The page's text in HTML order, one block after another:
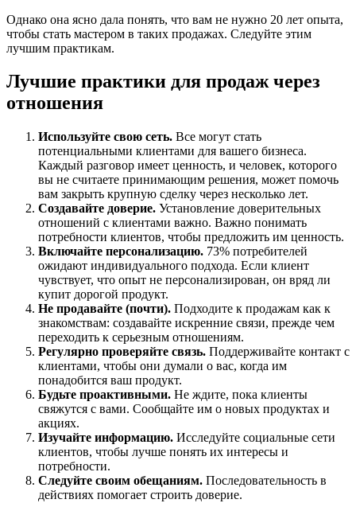
Однако она ясно дала понять, что вам не нужно 20 лет опыта,
чтобы стать мастером в таких продажах. Следуйте этим
лучшим практикам.
Лучшие практики для продаж через
отношения
Используйте свою сеть. Все могут стать
потенциальными клиентами для вашего бизнеса.
Каждый разговор имеет ценность, и человек, которого
вы не считаете принимающим решения, может помочь
вам закрыть крупную сделку через несколько лет.
Создавайте доверие. Установление доверительных
отношений с клиентами важно. Важно понимать
потребности клиентов, чтобы предложить им ценность.
Включайте персонализацию. 73% потребителей
ожидают индивидуального подхода. Если клиент
чувствует, что опыт не персонализирован, он вряд ли
купит дорогой продукт.
Не продавайте (почти). Подходите к продажам как к
знакомствам: создавайте искренние связи, прежде чем
переходить к серьезным отношениям.
Регулярно проверяйте связь. Поддерживайте контакт с
клиентами, чтобы они думали о вас, когда им
понадобится ваш продукт.
Будьте проактивными. Не ждите, пока клиенты
свяжутся с вами. Сообщайте им о новых продуктах и
акциях.
Изучайте информацию. Исследуйте социальные сети
клиентов, чтобы лучше понять их интересы и
потребности.
Следуйте своим обещаниям. Последовательность в
действиях помогает строить доверие.